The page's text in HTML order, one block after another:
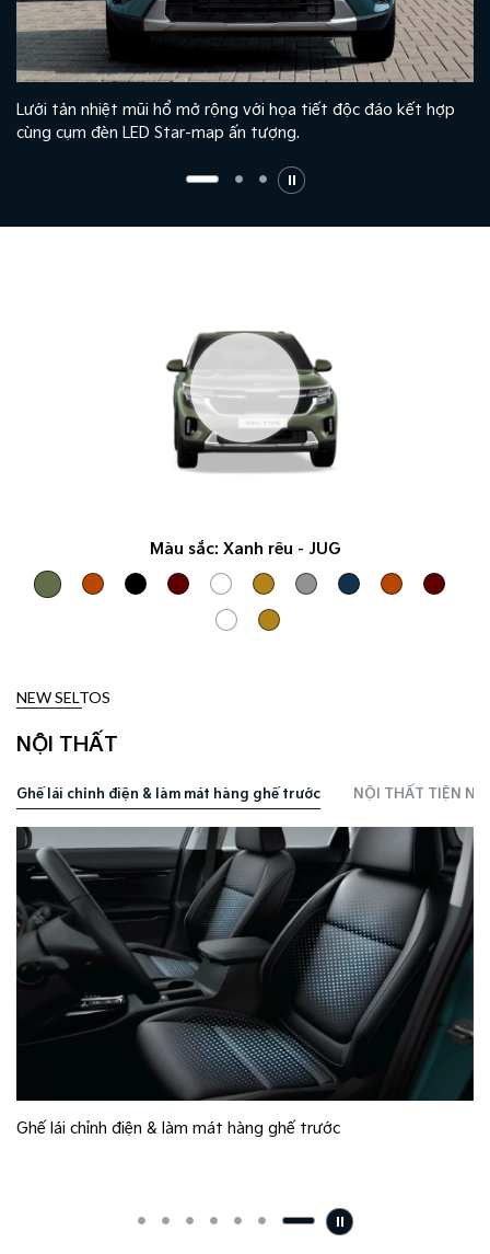
Cụm đèn hậu LED Star-map nối liền, cảm giác mở rộng theo
phương ngang
Màu sắc: Xanh rêu - JUG
NEW SELTOS
NỘI THẤT
NỘI THẤT TIỆN NGHI & HIỆN ĐẠI Cụm màn hình nối liền
Không gian nội thất rộng rãi và hiện đại theo xu hướng